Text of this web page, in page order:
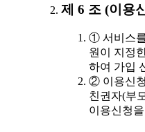
제 6 조 (이용
① 서비스
원이 지정
하여 가입
② 이용신
친권자(부
이용신청